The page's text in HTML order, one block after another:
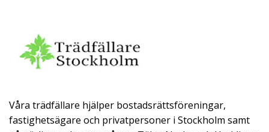
Våra trädfällare hjälper bostadsrättsföreningar,
fastighetsägare och privatpersoner i Stockholm samt